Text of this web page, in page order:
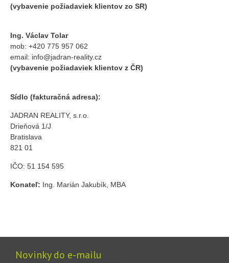
(vybavenie požiadaviek klientov zo SR)
Ing. Václav Tolar
mob: +420 775 957 062
email: info@jadran-reality.cz
(vybavenie požiadaviek klientov z ČR)
Sídlo (fakturačná adresa):
JADRAN REALITY, s.r.o.
Drieňová 1/J
Bratislava
821 01
IČO: 51 154 595
Konateľ: Ing. Marián Jakubík, MBA
Novinky do e-mailu